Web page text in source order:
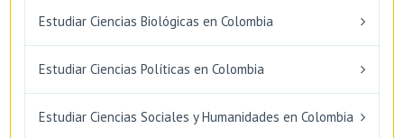
Estudiar Ciencias Biológicas en Colombia
Estudiar Ciencias Políticas en Colombia
Estudiar Ciencias Sociales y Humanidades en Colombia